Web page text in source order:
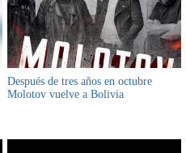
Después de tres años en octubre
Molotov vuelve a Bolivia